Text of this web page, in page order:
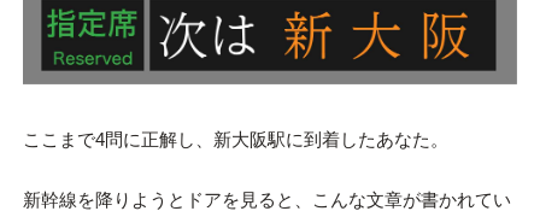
ここまで4問に正解し、新大阪駅に到着したあなた。
新幹線を降りようとドアを見ると、こんな文章が書かれてい